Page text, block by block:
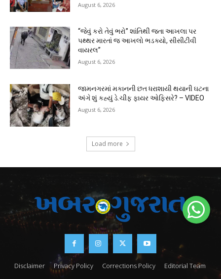
August 6, 2026
“જેવું કરો તેવું ભરો” શાંતિથી જતા આખલા પર
પથ્થર મારતાં જ આખલો ભડક્યો, સીસીટીવી
વાયરલ”
August 6, 2026
જામનગરમાં મકાનની છત ધરાશાયી થયાની ઘટના
અંગે શું કહ્યું ડે.ચીફ ફાયર ઓફિસરે? – VIDEO
August 6, 2026
Load more
Disclaimer Privacy Policy Corrections Policy Editorial Team